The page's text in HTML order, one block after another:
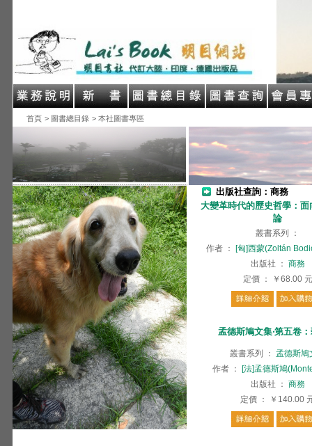
首頁 > 圖書總目錄 > 本社圖書專區
出版社查詢：商務
大變革時代的歷史哲學：面
論
叢書系列
：
作者 ：
[匈]西蒙(Zoltán
出版社
： 商務
定價 ： ￥68.00 元
孟德斯鳩文集‧第五卷
叢書系列 ： 孟德斯鳩
作者 ：
[法]孟德斯鳩
出版社
： 商務
定價 ： ￥140.00